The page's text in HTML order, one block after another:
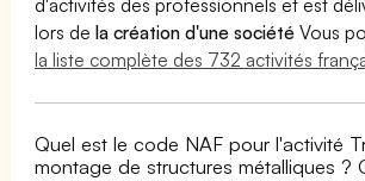
lors dela création d'une société Vous
la liste complète des 732 activités
Quel est le code NAF pour l'activité
montage de structures métalliques ?